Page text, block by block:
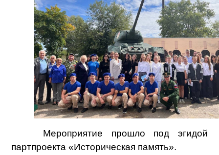
Мероприятие прошло под эгидой
партпроекта «Историческая память».